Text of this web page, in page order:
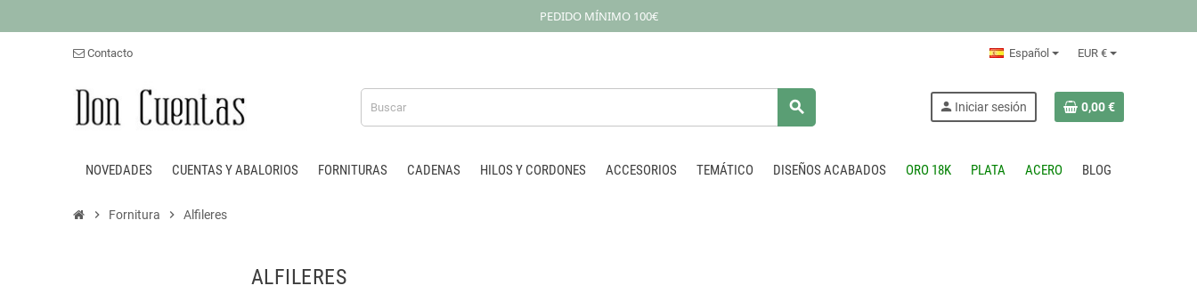
PEDIDO MÍNIMO 100€
Contacto Español EUR €
search person Iniciar sesión 0,00 €
NOVEDADES CUENTAS Y ABALORIOS FORNITURAS CADENAS HILOS Y CORDONES ACCESORIOS TEMÁTICO DISEÑOS ACABADOS ORO 18K PLATA ACERO BLOG
chevron_right Fornitura chevron_right Alfileres
ALFILERES